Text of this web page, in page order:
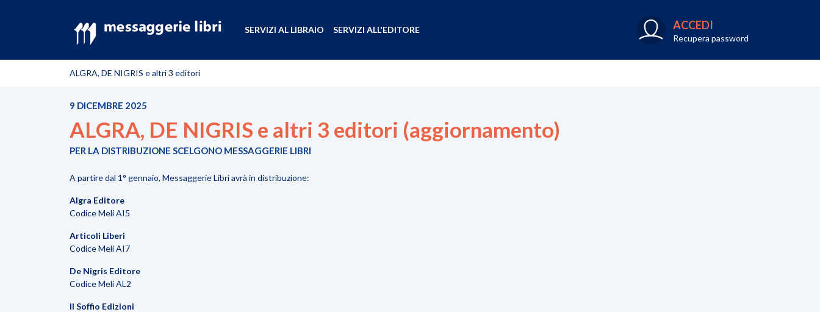
ACCEDI
Recupera password
SERVIZI AL LIBRAIO SERVIZI ALL'EDITORE
ALGRA, DE NIGRIS e altri 3 editori
9 DICEMBRE 2025
ALGRA, DE NIGRIS e altri 3 editori (aggiornamento)
PER LA DISTRIBUZIONE SCELGONO MESSAGGERIE LIBRI
A partire dal 1° gennaio, Messaggerie Libri avrà in distribuzione:
Algra Editore
Codice Meli AI5
Articoli Liberi
Codice Meli AI7
De Nigris Editore
Codice Meli AL2
Il Soffio Edizioni